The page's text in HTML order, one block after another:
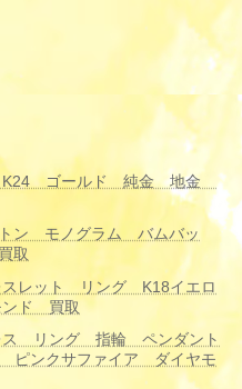
K24 ゴールド 純金 地金
ン モノグラム バムバッ
取
レット リング K18イエロ
ド 買取
リング 指輪 ペンダント
ピンクサファイア ダイヤモ